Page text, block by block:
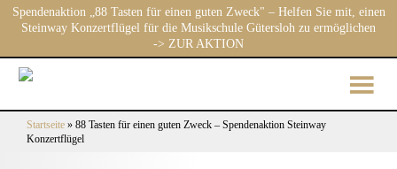
Spendenaktion „88 Tasten für einen guten Zweck" – Helfen Sie mit, einen
Steinway Konzertflügel für die Musikschule Gütersloh zu ermöglichen
-> ZUR AKTION
Startseite » 88 Tasten für einen guten Zweck – Spendenaktion Steinway
Konzertflügel